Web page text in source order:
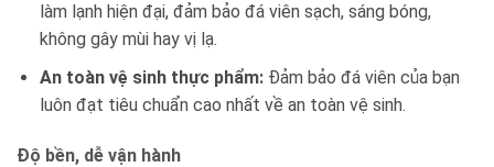
làm lạnh hiện đại, đảm bảo đá viên sạch, sáng bóng,
không gây mùi hay vị lạ.
An toàn vệ sinh thực phẩm:Đảm bảo đá viên của bạn
luôn đạt tiêu chuẩn cao nhất về an toàn vệ sinh.
Độ bền, dễ vận hành